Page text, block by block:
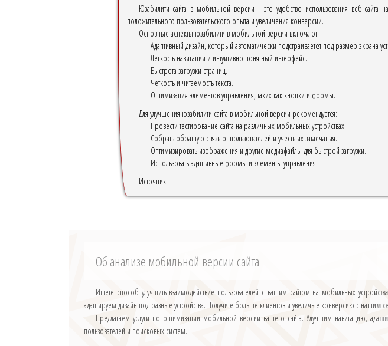
Юзабилити сайта в мобильной версии - это удобство использования веб-
положительного пользовательского опыта и увеличения конверсии.
Основные аспекты юзабилити в мобильной версии включают:
Адаптивный дизайн, который автоматически подстраивается под размер экрана
Лёгкость навигации и интуитивно понятный интерфейс.
Быстрота загрузки страниц.
Чёткость и читаемость текста.
Оптимизация элементов управления, таких как кнопки и формы.
Для улучшения юзабилити сайта в мобильной версии рекомендуется:
Провести тестирование сайта на различных мобильных устройствах.
Собрать обратную связь от пользователей и учесть их замечания.
Оптимизировать изображения и другие медиафайлы для быстрой загрузки.
Использовать адаптивные формы и элементы управления.
Источник:
Об анализе мобильной версии сайта
Ищете способ улучшить взаимодействие пользователей с вашим сайтом на мобильных
адаптируем дизайн под разные устройства. Получите больше клиентов и увеличьте конверсию с нашим
Предлагаем услуги по оптимизации мобильной версии вашего сайта. Улучшим навигацию,
пользователей и поисковых систем.